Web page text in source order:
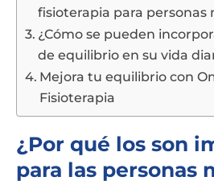
fisioterapia para personas
¿Cómo se pueden
de equilibrio en su vida
Mejora tu equilibrio con
Fisioterapia
¿Por qué los son
para las personas